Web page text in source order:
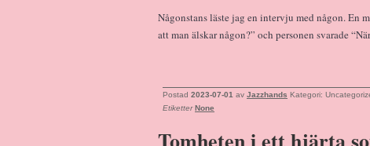
Någonstans läste jag en intervju med någon. En
att man älskar någon?” och personen svarade
Postad 2023-07-01 av Jazzhands Kategori:
Etiketter None